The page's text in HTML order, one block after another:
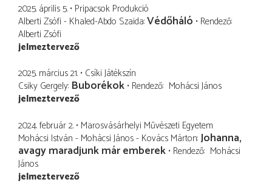
2025. április 5. Pripacsok Produkció
Alberti Zsófi - Khaled-Abdo Szaida Védőháló Rendező
Alberti Zsófi
jelmeztervező
2025. március 21. Csíki Játékszín
Csiky Gergely Buborékok Rendező Mohácsi János
jelmeztervező
2024. február 2. Marosvásárhelyi Művészeti Egyetem
Mohácsi István - Mohácsi János - Kovács Márton Johanna,
avagy maradjunk már emberek Rendező Mohácsi
János
jelmeztervező